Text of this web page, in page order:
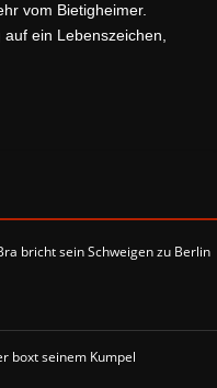
vom Bietigheimer.
ein Lebenszeichen,
bricht sein Schweigen zu Berlin
boxt seinem Kumpel